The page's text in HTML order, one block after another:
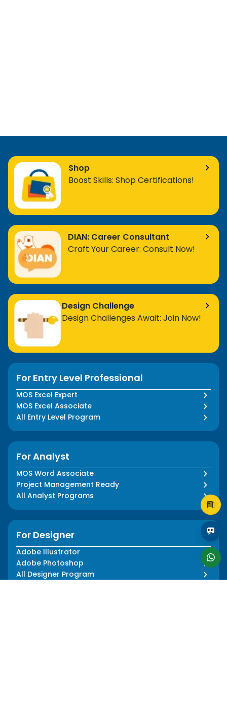
Shop
Boost Skills: Shop Certifications!
DIAN: Career Consultant
Craft Your Career: Consult Now!
Design Challenge
Design Challenges Await: Join Now!
For Entry Level Professional
MOS Excel Expert
MOS Excel Associate
All Entry Level Program
For Analyst
MOS Word Associate
Project Management Ready
All Analyst Programs
For Designer
Adobe Illustrator
Adobe Photoshop
All Designer Program